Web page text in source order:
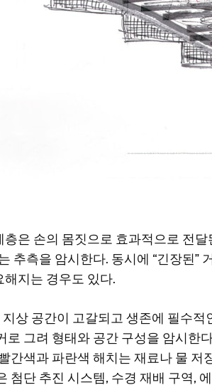
층은 손의 몸짓으로 효과적으로 전
추측을 암시한다. 동시에 “긴장된
해지는 경우도 있다.
지상 공간이 고갈되고 생존에 필수
로 그려 형태와 공간 구성을 암시한
간색과 파란색 해치는 재료나 물
첨단 추진 시스템, 수경 재배 구역,